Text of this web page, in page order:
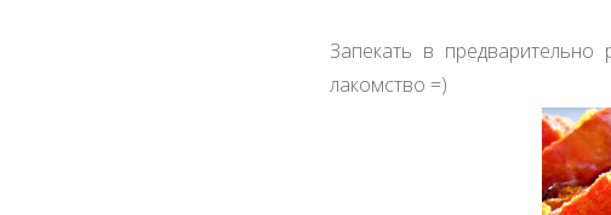
Запекать в
лакомство =)